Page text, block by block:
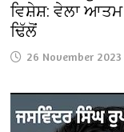
ਵਿਸ਼ੇਸ਼: ਵੇਲਾ ਆਤਮ
ਢਿੱਲੋਂ
26 November 2023